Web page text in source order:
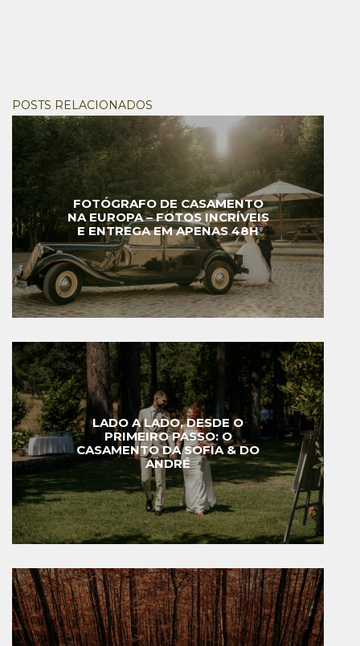
POSTS RELACIONADOS
FOTÓGRAFO DE CASAMENTO
NA EUROPA – FOTOS INCRÍVEIS
E ENTREGA EM APENAS 48H
LADO A LADO, DESDE O
PRIMEIRO PASSO: O
CASAMENTO DA SOFIA & DO
ANDRÉ